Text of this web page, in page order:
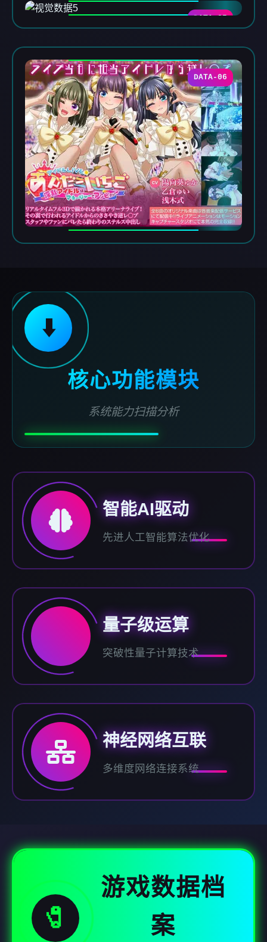
DATA-05
DATA-06
⬇️
核心功能模块
系统能力扫描分析
智能AI驱动
先进人工智能算法优化
量子级运算
突破性量子计算技术
神经网络互联
多维度网络连接系统
🧷
游戏数据档
案